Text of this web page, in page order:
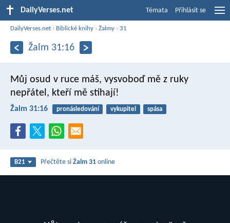
DailyVerses.net Témata Přihlásit se
DailyVerses.net › Biblické knihy ›Žalmy ›31
Žalm 31:16
Můj osud v ruce máš, vysvoboď mě z ruky
nepřátel, kteří mě stíhají!
Žalm 31:16 pronásledování vykupitel spása
B21 Přečtěte siŽalm 31 online